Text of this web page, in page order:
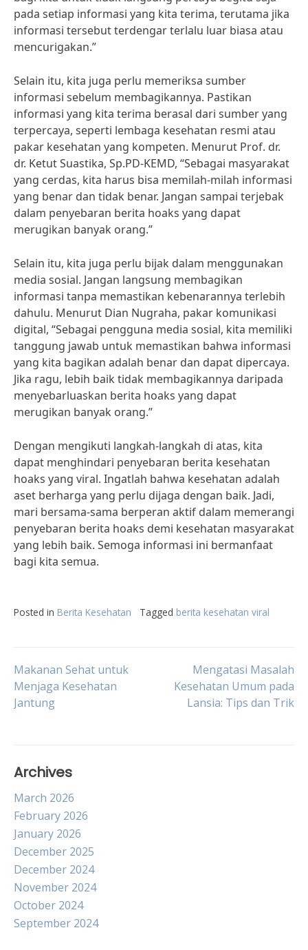
pada setiap informasi yang kita terima, terutama jika
informasi tersebut terdengar terlalu luar biasa atau
mencurigakan.”
Selain itu, kita juga perlu memeriksa sumber
informasi sebelum membagikannya. Pastikan
informasi yang kita terima berasal dari sumber yang
terpercaya, seperti lembaga kesehatan resmi atau
pakar kesehatan yang kompeten. Menurut Prof. dr.
dr. Ketut Suastika, Sp.PD-KEMD, “Sebagai masyarakat
yang cerdas, kita harus bisa memilah-milah informasi
yang benar dan tidak benar. Jangan sampai terjebak
dalam penyebaran berita hoaks yang dapat
merugikan banyak orang.”
Selain itu, kita juga perlu bijak dalam menggunakan
media sosial. Jangan langsung membagikan
informasi tanpa memastikan kebenarannya terlebih
dahulu. Menurut Dian Nugraha, pakar komunikasi
digital, “Sebagai pengguna media sosial, kita memiliki
tanggung jawab untuk memastikan bahwa informasi
yang kita bagikan adalah benar dan dapat dipercaya.
Jika ragu, lebih baik tidak membagikannya daripada
menyebarluaskan berita hoaks yang dapat
merugikan banyak orang.”
Dengan mengikuti langkah-langkah di atas, kita
dapat menghindari penyebaran berita kesehatan
hoaks yang viral. Ingatlah bahwa kesehatan adalah
aset berharga yang perlu dijaga dengan baik. Jadi,
mari bersama-sama berperan aktif dalam memerangi
penyebaran berita hoaks demi kesehatan masyarakat
yang lebih baik. Semoga informasi ini bermanfaat
bagi kita semua.
Posted in Berita Kesehatan Tagged berita kesehatan viral
Post
navigation
Makanan Sehat untuk
Menjaga Kesehatan
Jantung
Mengatasi Masalah
Kesehatan Umum pada
Lansia: Tips dan Trik
Archives
March 2026
February 2026
January 2026
December 2025
December 2024
November 2024
October 2024
September 2024